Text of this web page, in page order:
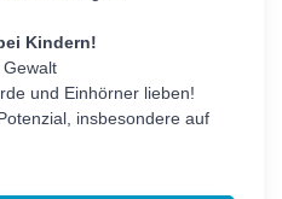
Kindern!
und Einhörner lieben!
insbesondere auf